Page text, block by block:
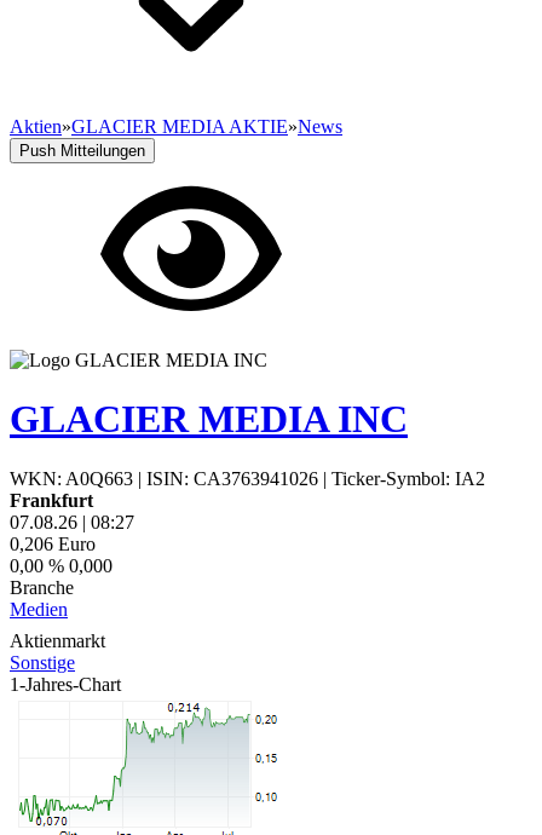
Aktien»GLACIER MEDIA AKTIE»News
Push Mitteilungen
GLACIER MEDIA INC
WKN: A0Q663 | ISIN: CA3763941026 | Ticker-Symbol: IA2
Frankfurt
07.08.26 | 08:27
0,206 Euro
0,00 % 0,000
Branche
Medien
Aktienmarkt
Sonstige
1-Jahres-Chart